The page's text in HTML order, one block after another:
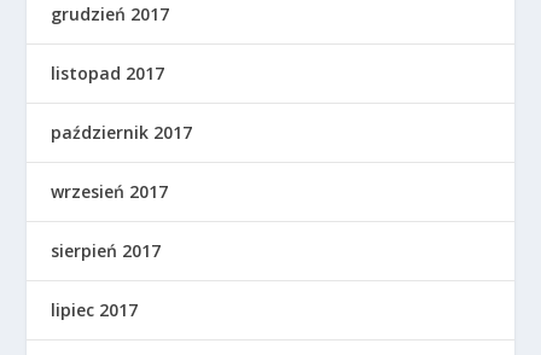
grudzień 2017
listopad 2017
październik 2017
wrzesień 2017
sierpień 2017
lipiec 2017